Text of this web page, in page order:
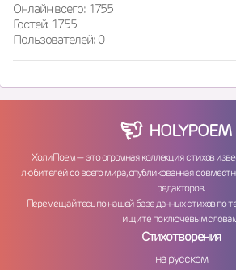
Онлайн всего: 1755
Гостей: 1755
Пользователей: 0
HOLYPOEM
ХолиПоем — это огромная коллекция стихов
любителей со всего мира, опубликованная
редакторов.
Перемещайтесь по нашей базе данных стихов по
ищите по ключевым
Стихотворения
на русском